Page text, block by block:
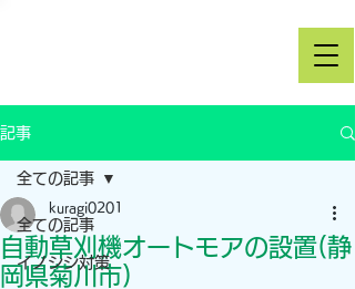
記事
全ての記事
イノシシ対策
全ての記事
自動草刈機オートモアの設置(静
岡県菊川市)
kuragi0201